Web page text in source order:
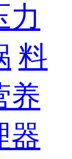
力
料
养
器